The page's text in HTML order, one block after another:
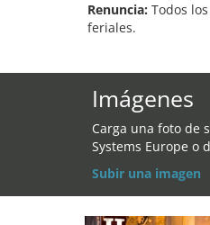
Renuncia: Todos
feriales.
Imágenes
Carga una foto de
Systems Europe o
Subir una imagen